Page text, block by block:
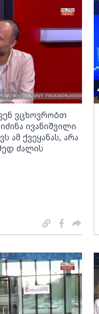
ვცხოვრობთ
ივანიშვილი
ამ ქვეყანას, არა
ძალის